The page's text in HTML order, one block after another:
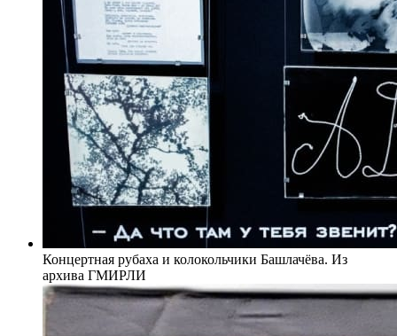
Концертная рубаха и колокольчики Башлачёва. Из
архива ГМИРЛИ